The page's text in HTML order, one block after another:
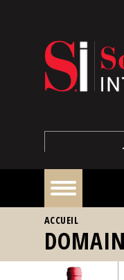
À
la
une
VOUS ÊTES ICI
ACCUEIL